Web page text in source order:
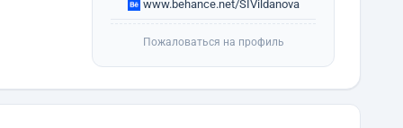
www.behance.net/SIVildanova
Пожаловаться на профиль